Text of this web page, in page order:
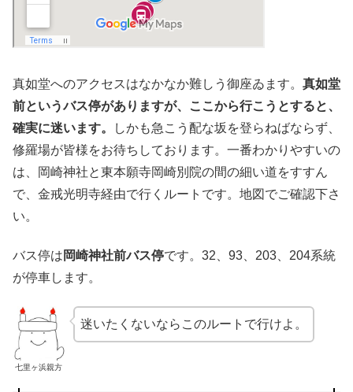
真如堂へのアクセスはなかなか難しう御座ゐます。 真如堂
前というバス停がありますが、ここから行こうとすると、
確実に迷います。
しかも急こう配な坂を登らねばならず、
修羅場が皆様をお待ちしております。一番わかりやすいの
は、岡崎神社と東本願寺岡崎別院の間の細い道をすすん
で、金戒光明寺経由で行くルートです。地図でご確認下さ
い。
バス停は 岡崎神社前バス停です。32、93、203、204系統
が停車します。
七里ヶ浜親方
迷いたくないならこのルートで行けよ。